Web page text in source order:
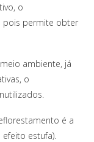
o
pois permite obter
ambiente, já
o
é a
estufa).